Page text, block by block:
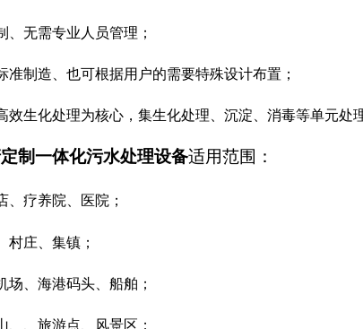
、无需专业人员管理；
准制造、也可根据用户的需要特殊设计布置；
效生化处理为核心，集生化处理、沉淀、消毒等单元处
制一体化污水处理设备适用范围：
、疗养院、医院；
村庄、集镇；
场、海港码头、船舶；
、、旅游点、风景区；